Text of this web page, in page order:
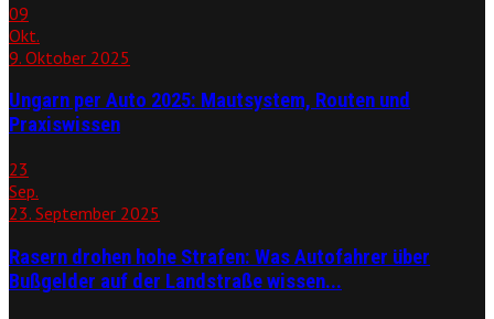
09
Okt.
9. Oktober 2025
Ungarn per Auto 2025: Mautsystem, Routen und
Praxiswissen
23
Sep.
23. September 2025
Rasern drohen hohe Strafen: Was Autofahrer über
Bußgelder auf der Landstraße wissen...